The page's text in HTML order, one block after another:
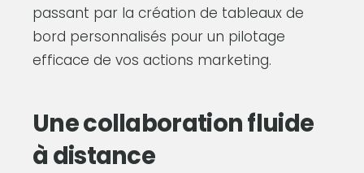
passant par la création de tableaux de
bord personnalisés pour un pilotage
efficace de vos actions marketing.
Une collaboration fluide
à distance